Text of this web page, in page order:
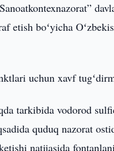
etish boʻyicha
uchun xavf
tarkibida vodorod
quduq nazorat
natijasida